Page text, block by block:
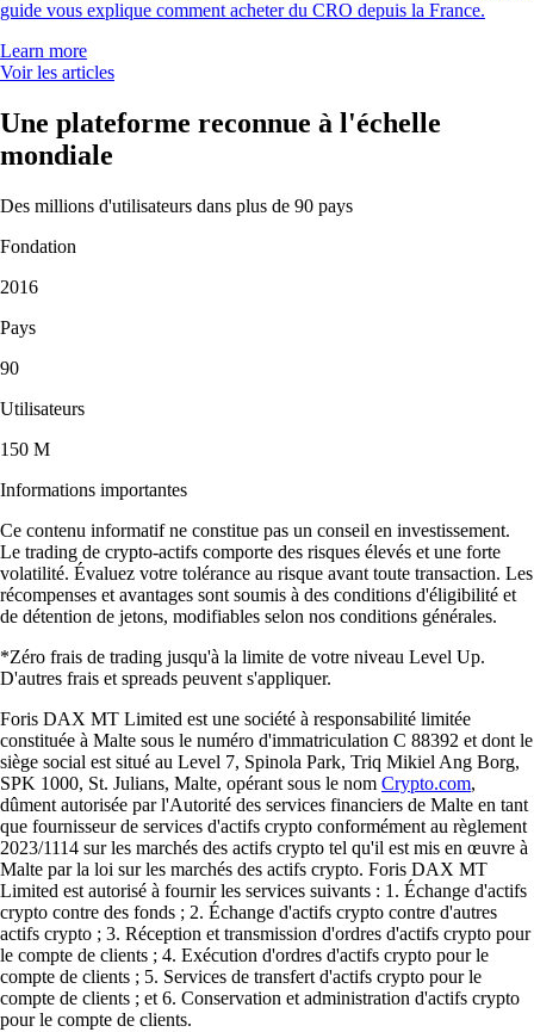
guide vous explique comment acheter du CRO depuis la France.
Learn more
Voir les articles
Une plateforme reconnue à l'échelle
mondiale
Des millions d'utilisateurs dans plus de 90 pays
Fondation
2016
Pays
90
Utilisateurs
150 M
Informations importantes
Ce contenu informatif ne constitue pas un conseil en investissement.
Le trading de crypto-actifs comporte des risques élevés et une forte
volatilité. Évaluez votre tolérance au risque avant toute transaction. Les
récompenses et avantages sont soumis à des conditions d'éligibilité et
de détention de jetons, modifiables selon nos conditions générales.
*Zéro frais de trading jusqu'à la limite de votre niveau Level Up.
D'autres frais et spreads peuvent s'appliquer.
Foris DAX MT Limited est une société à responsabilité limitée
constituée à Malte sous le numéro d'immatriculation C 88392 et dont le
siège social est situé au Level 7, Spinola Park, Triq Mikiel Ang Borg,
SPK 1000, St. Julians, Malte, opérant sous le nom Crypto.com,
dûment autorisée par l'Autorité des services financiers de Malte en tant
que fournisseur de services d'actifs crypto conformément au règlement
2023/1114 sur les marchés des actifs crypto tel qu'il est mis en œuvre à
Malte par la loi sur les marchés des actifs crypto. Foris DAX MT
Limited est autorisé à fournir les services suivants : 1. Échange d'actifs
crypto contre des fonds ; 2. Échange d'actifs crypto contre d'autres
actifs crypto ; 3. Réception et transmission d'ordres d'actifs crypto pour
le compte de clients ; 4. Exécution d'ordres d'actifs crypto pour le
compte de clients ; 5. Services de transfert d'actifs crypto pour le
compte de clients ; et 6. Conservation et administration d'actifs crypto
pour le compte de clients.